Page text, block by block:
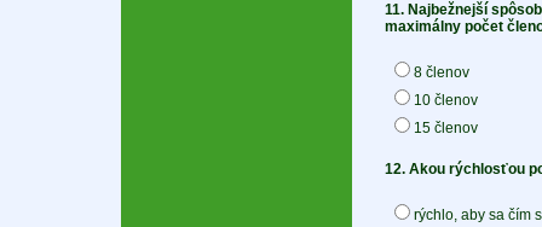
11. Najbežnejší
maximálny počet
8 členov
10 členov
15 členov
12. Akou rýchlosťou
rýchlo, aby sa čím